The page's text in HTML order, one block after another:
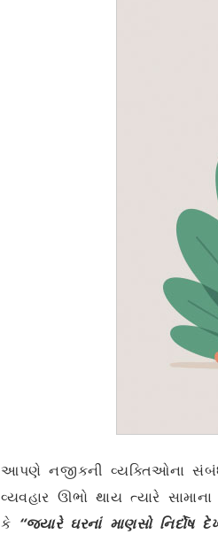
આપણે નજીકની વ્યક્તિઓના
વ્યવહાર ઊભો થાય ત્યારે
કે “જ્યારે ઘરનાં માણસો નિર્દોષ